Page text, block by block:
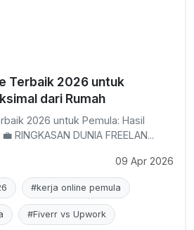
Terbaik 2026 untuk
dari Rumah
2026 untuk Pemula: Hasil
RINGKASAN DUNIA FREELAN...
09 Apr 2026
#kerja online pemula
#Fiverr vs Upwork